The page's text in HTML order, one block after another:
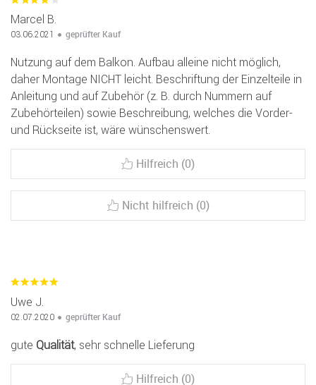
Marcel B.
03.06.2021 geprüfter Kauf
Nutzung auf dem Balkon. Aufbau alleine nicht möglich,
daher Montage NICHT leicht. Beschriftung der Einzelteile in
Anleitung und auf Zubehör (z. B. durch Nummern auf
Zubehörteilen) sowie Beschreibung, welches die Vorder-
und Rückseite ist, wäre wünschenswert.
Hilfreich (0)
Nicht hilfreich (0)
Uwe J.
02.07.2020 geprüfter Kauf
gute Qualität, sehr schnelle Lieferung
Hilfreich (0)